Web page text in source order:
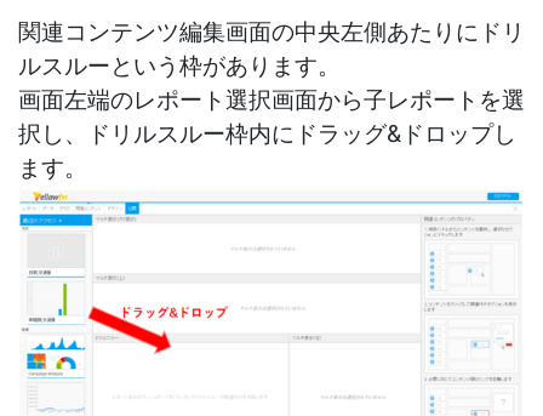
関連コンテンツ編集画面の中央左側あたりにドリ
ルスルーという枠があります。
画面左端のレポート選択画面から子レポートを選
択し、ドリルスルー枠内にドラッグ&ドロップし
ます。